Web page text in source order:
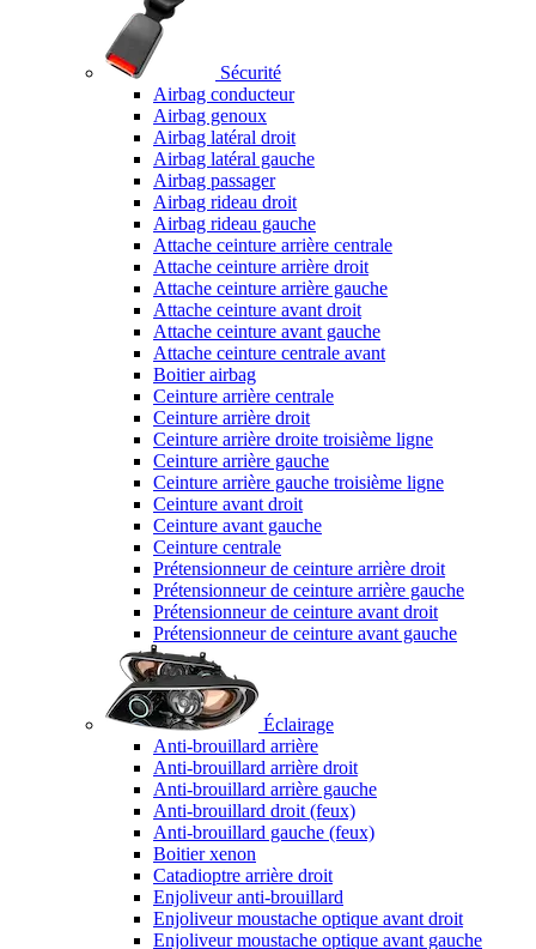
Sécurité
Airbag conducteur
Airbag genoux
Airbag latéral droit
Airbag latéral gauche
Airbag passager
Airbag rideau droit
Airbag rideau gauche
Attache ceinture arrière centrale
Attache ceinture arrière droit
Attache ceinture arrière gauche
Attache ceinture avant droit
Attache ceinture avant gauche
Attache ceinture centrale avant
Boitier airbag
Ceinture arrière centrale
Ceinture arrière droit
Ceinture arrière droite troisième ligne
Ceinture arrière gauche
Ceinture arrière gauche troisième ligne
Ceinture avant droit
Ceinture avant gauche
Ceinture centrale
Prétensionneur de ceinture arrière droit
Prétensionneur de ceinture arrière gauche
Prétensionneur de ceinture avant droit
Prétensionneur de ceinture avant gauche
Éclairage
Anti-brouillard arrière
Anti-brouillard arrière droit
Anti-brouillard arrière gauche
Anti-brouillard droit (feux)
Anti-brouillard gauche (feux)
Boitier xenon
Catadioptre arrière droit
Enjoliveur anti-brouillard
Enjoliveur moustache optique avant droit
Enjoliveur moustache optique avant gauche